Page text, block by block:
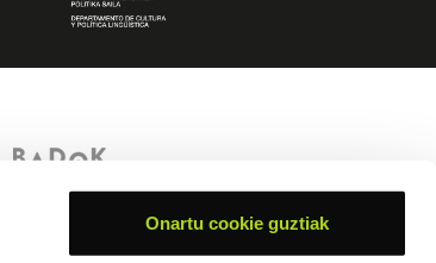
Onartu cookie guztiak